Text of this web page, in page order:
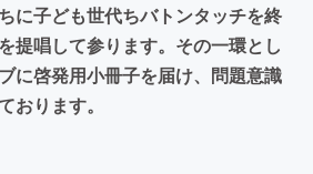
に子ども世代ちバトンタッチを終
提唱して参ります。その一環とし
に啓発用小冊子を届け、問題意識
おります。